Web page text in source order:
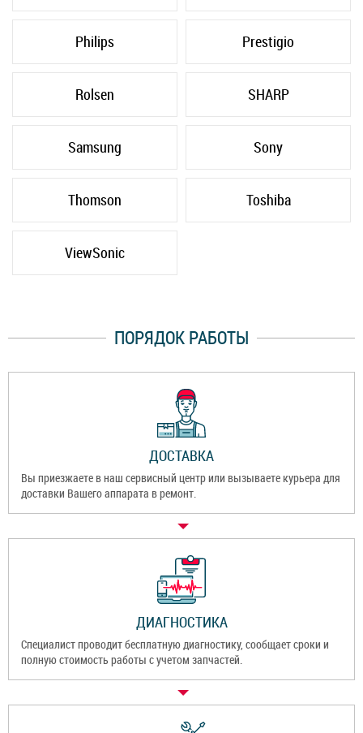
Philips Prestigio
Rolsen SHARP
Samsung Sony
Thomson Toshiba
ViewSonic
ПОРЯДОК РАБОТЫ
ДОСТАВКА
Вы приезжаете в наш сервисный центр или вызываете курьера для
доставки Вашего аппарата в ремонт.
ДИАГНОСТИКА
Специалист проводит бесплатную диагностику, сообщает сроки и
полную стоимость работы с учетом запчастей.